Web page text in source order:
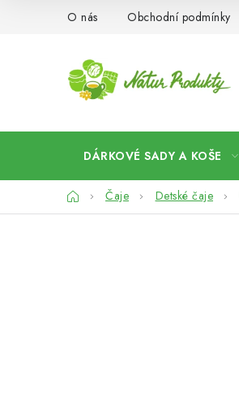
O nás Obchodní podmínky
DÁRKOVÉ SADY A KOŠE
DomůČaje Detské čaje